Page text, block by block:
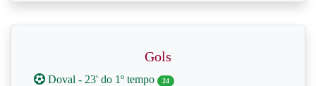
Gols
Doval - 23' do 1º tempo 24